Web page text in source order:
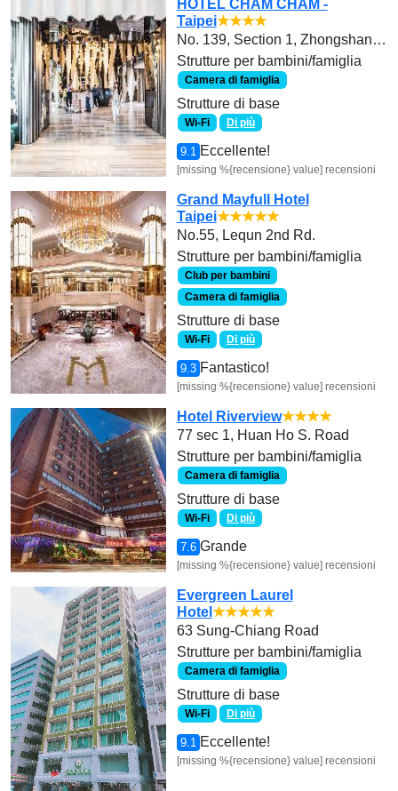
HOTEL CHAM CHAM -
Taipei★★★★
No. 139, Section 1, Zhongshan Road
Strutture per bambini/famiglia
Camera di famiglia
Strutture di base
Wi-Fi Di più
9.1 Eccellente!
[missing %{recensione} value] recensioni
Grand Mayfull Hotel
Taipei★★★★★
No.55, Lequn 2nd Rd.
Strutture per bambini/famiglia
Club per bambini
Camera di famiglia
Strutture di base
Wi-Fi Di più
9.3 Fantastico!
[missing %{recensione} value] recensioni
Hotel Riverview★★★★
77 sec 1, Huan Ho S. Road
Strutture per bambini/famiglia
Camera di famiglia
Strutture di base
Wi-Fi Di più
7.6 Grande
[missing %{recensione} value] recensioni
Evergreen Laurel
Hotel ★★★★★
63 Sung-Chiang Road
Strutture per bambini/famiglia
Camera di famiglia
Strutture di base
Wi-Fi Di più
9.1 Eccellente!
[missing %{recensione} value] recensioni